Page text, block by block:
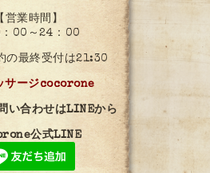
【営業時間】
00～24：00
の最終受付は21:30
サージcocorone
い合わせはLINEから
公式LINE